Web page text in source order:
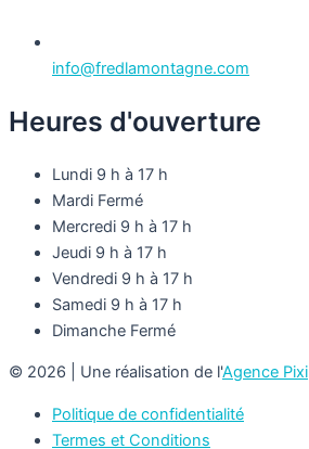
info@fredlamontagne.com
Heures d'ouverture
Lundi 9 h à 17 h
Mardi Fermé
Mercredi 9 h à 17 h
Jeudi 9 h à 17 h
Vendredi 9 h à 17 h
Samedi 9 h à 17 h
Dimanche Fermé
© 2026 | Une réalisation de l'Agence Pixi
Politique de confidentialité
Termes et Conditions